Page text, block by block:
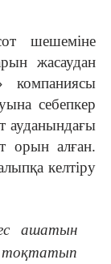
шешеміне
жасаудан
компаниясы
себепкер
ауданындағы
орын алған.
келтіру
ашатын
тоқтатып